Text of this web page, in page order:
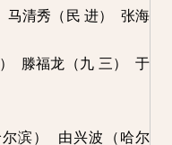
马清秀（民 进） 张海
滕福龙（九 三） 于
滨） 由兴波（哈尔